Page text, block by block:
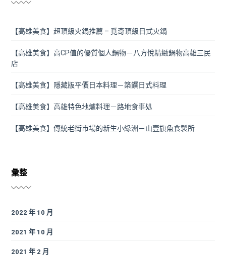
【高雄美食】超頂級火鍋推薦 – 覓奇頂級日式火鍋
【高雄美食】高CP值的優質個人鍋物－八方悅精緻鍋物高雄三民
店
【高雄美食】隱藏版平價日本料理－築饌日式料理
【高雄美食】高雄特色地爐料理－路地食事処
【高雄美食】傳統老街市場的新生小綠洲－山壹旗魚食製所
彙整
2022 年 10 月
2021 年 10 月
2021 年 2 月